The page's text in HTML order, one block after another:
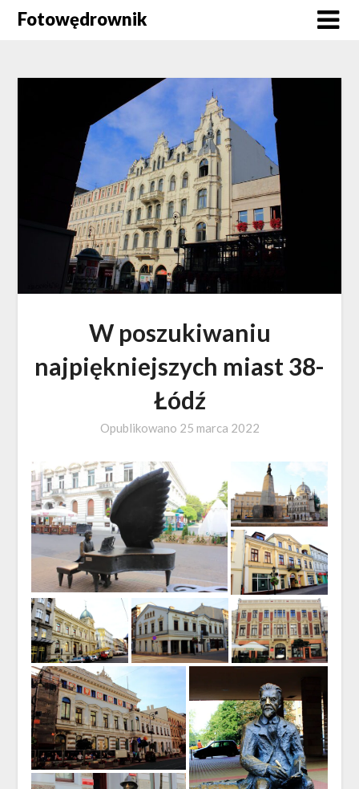
SkipFotowędrownik
W poszukiwaniu
najpiękniejszych miast 38-
Łódź
Opublikowano 25 marca 2022